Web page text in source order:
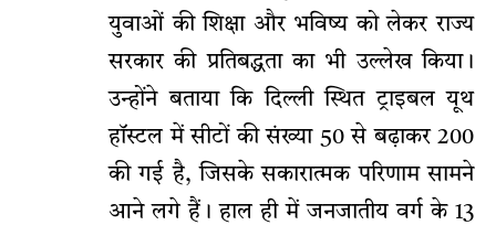
युवाओं की शिक्षा और भविष्य को लेकर राज्य
सरकार की प्रतिबद्धता का भी उल्लेख किया।
उन्होंने बताया कि दिल्ली स्थित ट्राइबल यूथ
हॉस्टल में सीटों की संख्या 50 से बढ़ाकर 200
की गई है, जिसके सकारात्मक परिणाम सामने
आने लगे हैं। हाल ही में जनजातीय वर्ग के 13